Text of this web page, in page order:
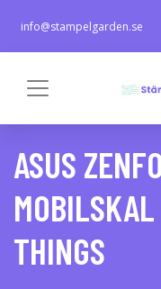
info@stampelgarden.se
ASUS
THINGS